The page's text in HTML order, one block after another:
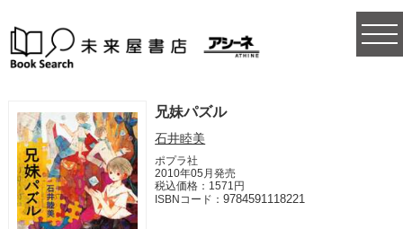
兄妹パズル
石井睦美
ポプラ社
2010年05月発売
税込価格：1571円
ISBNコード：9784591118221